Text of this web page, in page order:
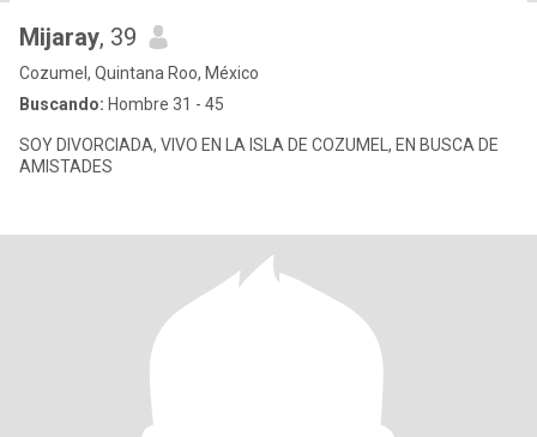
Mijaray, 39
Cozumel, Quintana Roo, México
Buscando: Hombre 31 - 45
SOY DIVORCIADA, VIVO EN LA ISLA DE COZUMEL, EN BUSCA DE
AMISTADES